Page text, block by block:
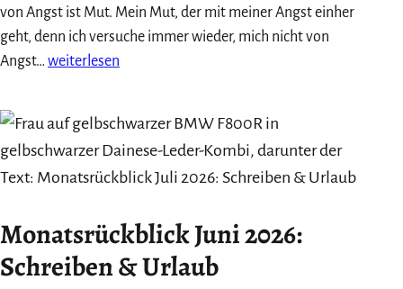
von Angst ist Mut. Mein Mut, der mit meiner Angst einher
geht, denn ich versuche immer wieder, mich nicht von
Angst… Angst
Was
mir
das
Festival
über
das
weiterlesen
Monatsrückblick Juni 2026:
Schreiben & Urlaub